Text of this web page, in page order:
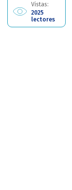
Vistas:
2025
lectores